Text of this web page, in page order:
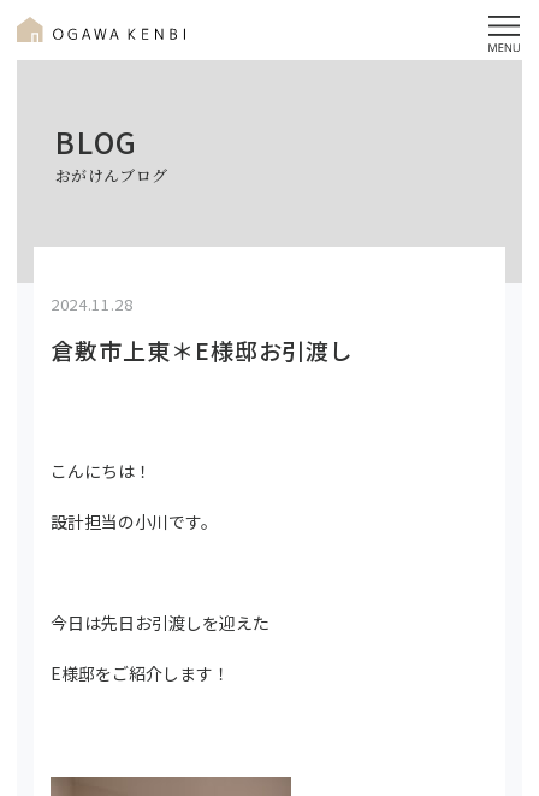
BLOG
おがけんブログ
2024.11.28
倉敷市上東＊E様邸お引渡し
こんにちは！
設計担当の小川です。
今日は先日お引渡しを迎えた
E様邸をご紹介します！